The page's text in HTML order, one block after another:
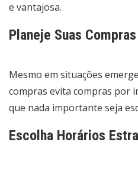
e vantajosa.
Planeje Suas
Mesmo em situações
compras evita compras por
que nada importante seja
Escolha Horários